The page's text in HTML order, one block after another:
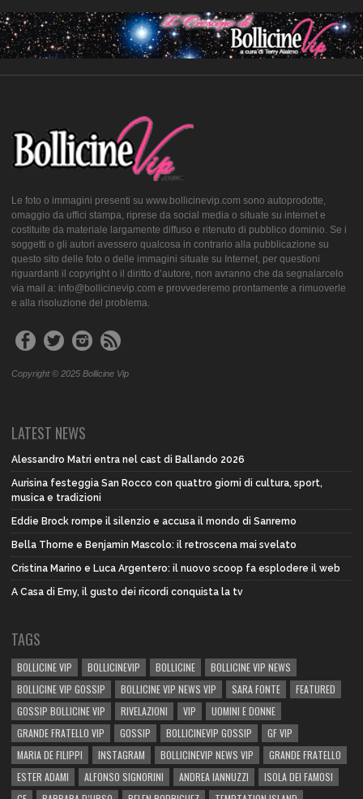
Le foto o immagini presenti su www.bollicinevip.com sono autoprodotte,
omaggio da uffici stampa, riprese da social media o situate su internet e
costituite da materiale largamente diffuso e ritenuto di pubblico dominio. Se i
soggetti o gli autori avessero qualcosa in contrario alla pubblicazione su
questo sito delle foto o delle immagini situate su Internet, per questioni
riguardanti il copyright o il diritto d’autore, non avranno che da segnalarcelo
via mail a: info@bollicinevip.com e provvederemo prontamente a rimuoverle
e alla risoluzione del problema.
Copyright © 2025 Bollicine Vip
LATEST NEWS
Alessandro Matri entra nel cast di Ballando 2026
Aurisina festeggia San Rocco con quattro giorni di cultura, sport,
musica e tradizioni
Eddie Brock rompe il silenzio e accusa il mondo di Sanremo
Bella Thorne e Benjamin Mascolo: il retroscena mai svelato
Cristina Marino e Luca Argentero: il nuovo scoop fa esplodere il web
A Casa di Emy, il gusto dei ricordi conquista la tv
TAGS
BOLLICINE VIP BOLLICINEVIP BOLLICINE
BOLLICINE VIP NEWS
BOLLICINE VIP GOSSIP
BOLLICINE VIP NEWS VIP SARA FONTE
FEATURED
GOSSIP BOLLICINE VIP
RIVELAZIONI VIP
UOMINI E DONNE
GRANDE FRATELLO VIP
GOSSIP BOLLICINEVIP GOSSIP
GF VIP
MARIA DE FILIPPI
INSTAGRAM BOLLICINEVIP NEWS VIP
GRANDE FRATELLO
ESTER ADAMI
ALFONSO SIGNORINI ANDREA IANNUZZI
ISOLA DEI FAMOSI